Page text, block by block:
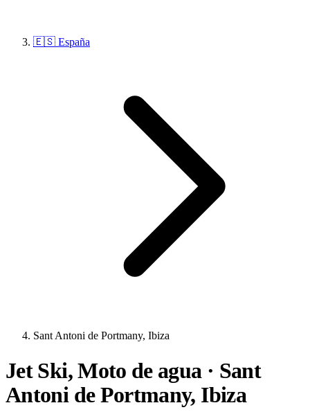
🇪🇸 España
Sant Antoni de Portmany, Ibiza
Jet Ski, Moto de agua · Sant
Antoni de Portmany, Ibiza